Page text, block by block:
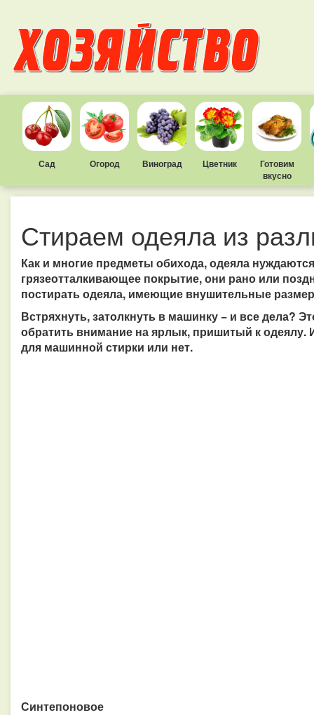
Сад Огород Виноград Цветник
Готовим
вкусно
Стираем одеяла из
Как и многие предметы обихода, одеяла
грязеотталкивающее покрытие, они рано или
постирать одеяла, имеющие внушительные
Встряхнуть, затолкнуть в машинку − и все дела?
обратить внимание на ярлык, пришитый к одеялу.
для машинной стирки или нет.
Синтепоновое